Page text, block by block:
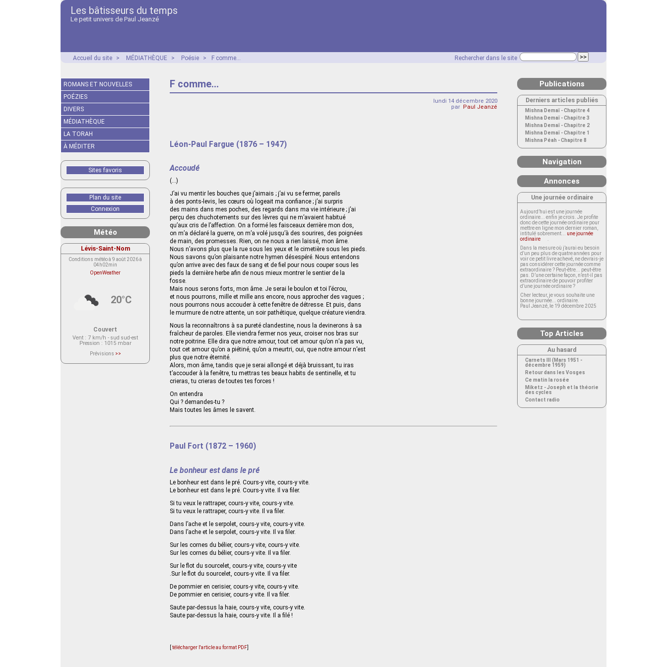
Les bâtisseurs du temps
Le petit univers de Paul Jeanzé
Rechercher dans le site
Accueil du site > MÉDIATHÈQUE > Poésie > F comme...
F comme...
lundi 14 décembre 2020
par Paul Jeanzé
Léon-Paul Fargue (1876 – 1947)
Accoudé
(…)
J’ai vu mentir les bouches que j’aimais ; j’ai vu se fermer, pareils
à des ponts-levis, les cœurs où logeait ma confiance ; j’ai surpris
des mains dans mes poches, des regards dans ma vie intérieure ; j’ai
perçu des chuchotements sur des lèvres qui ne m’avaient habitué
qu’aux cris de l’affection. On a formé les faisceaux derrière mon dos,
on m’a déclaré la guerre, on m’a volé jusqu’à des sourires, des poignées
de main, des promesses. Rien, on ne nous a rien laissé, mon âme.
Nous n’avons plus que la rue sous les yeux et le cimetière sous les pieds.
Nous savons qu’on plaisante notre hymen désespéré. Nous entendons
qu’on arrive avec des faux de sang et de fiel pour nous couper sous les
pieds la dernière herbe afin de nous mieux montrer le sentier de la
fosse.
Mais nous serons forts, mon âme. Je serai le boulon et toi l’écrou,
et nous pourrons, mille et mille ans encore, nous approcher des vagues ;
nous pourrons nous accouder à cette fenêtre de détresse. Et puis, dans
le murmure de notre attente, un soir pathétique, quelque créature viendra.
Nous la reconnaîtrons à sa pureté clandestine, nous la devinerons à sa
fraîcheur de paroles. Elle viendra fermer nos yeux, croiser nos bras sur
notre poitrine. Elle dira que notre amour, tout cet amour qu’on n’a pas vu,
tout cet amour qu’on a piétiné, qu’on a meurtri, oui, que notre amour n’est
plus que notre éternité.
Alors, mon âme, tandis que je serai allongé et déjà bruissant, tu iras
t’accouder à la fenêtre, tu mettras tes beaux habits de sentinelle, et tu
crieras, tu crieras de toutes tes forces !
On entendra
Qui ? demandes-tu ?
Mais toutes les âmes le savent.
Paul Fort (1872 – 1960)
Le bonheur est dans le pré
Le bonheur est dans le pré. Cours-y vite, cours-y vite.
Le bonheur est dans le pré. Cours-y vite. Il va filer.
Si tu veux le rattraper, cours-y vite, cours-y vite.
Si tu veux le rattraper, cours-y vite. Il va filer.
Dans l’ache et le serpolet, cours-y vite, cours-y vite.
Dans l’ache et le serpolet, cours-y vite. Il va filer.
Sur les cornes du bélier, cours-y vite, cours-y vite.
Sur les cornes du bélier, cours-y vite. Il va filer.
Sur le flot du sourcelet, cours-y vite, cours-y vite
.Sur le flot du sourcelet, cours-y vite. Il va filer.
De pommier en cerisier, cours-y vite, cours-y vite.
De pommier en cerisier, cours-y vite. Il va filer.
Saute par-dessus la haie, cours-y vite, cours-y vite.
Saute par-dessus la haie, cours-y vite. Il a filé !
télécharger l'article au format PDF
ROMANS ET NOUVELLES
POÉZIES
DIVERS
MÉDIATHÈQUE
LA TORAH
À MÉDITER
Sites favoris
Plan du site
Connexion
Météo
Lévis-Saint-Nom
Conditions météo à 9 août 2026 à
04h02min
OpenWeather
20°C
Couvert
Vent : 7 km/h - sud sud-est
Pression : 1015 mbar
Prévisions >>
actuellement aucune prévision
Publications
Derniers articles publiés
Mishna Demaï - Chapitre 4
Mishna Demaï - Chapitre 3
Mishna Demaï - Chapitre 2
Mishna Demaï - Chapitre 1
Mishna Péah - Chapitre 8
Navigation
Annonces
Une journée ordinaire
Aujourd’hui est une journée
ordinaire... enfin je crois. Je profite
donc de cette journée ordinaire pour
mettre en ligne mon dernier roman,
intitulé sobrement... une journée
ordinaire
Dans la mesure où j’aurai eu besoin
d’un peu plus de quatre années pour
voir ce petit livre achevé, ne devrais-je
pas considérer cette journée comme
extraordinaire ? Peut-être... peut-être
pas. D’une certaine façon, n’est-il pas
extraordinaire de pouvoir profiter
d’une journée ordinaire ?
Cher lecteur, je vous souhaite une
bonne journée... ordinaire.
Paul Jeanzé, le 19 décembre 2025
Top Articles
Au hasard
Carnets III (Mars 1951 -
décembre 1959)
Retour dans les Vosges
Ce matin la rosée
Miketz - Joseph et la théorie
des cycles
Contact radio